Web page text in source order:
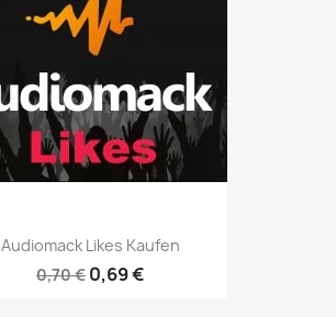
Audiomack Likes Kaufen
0,70 € 0,69 €